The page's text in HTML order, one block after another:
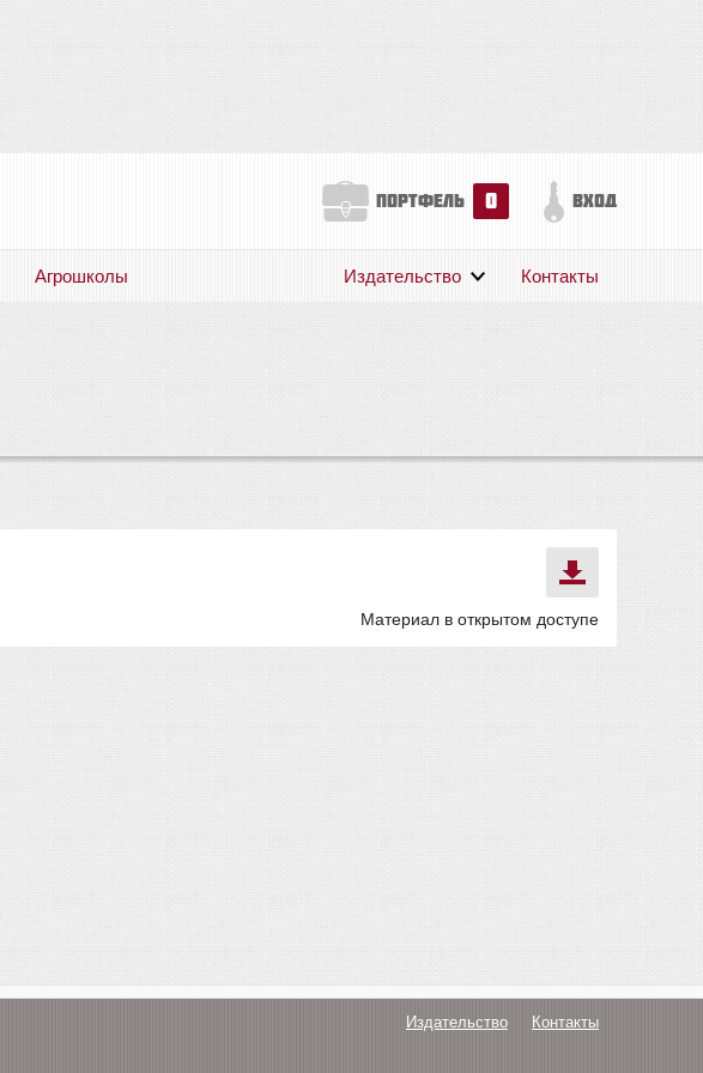
портфель 0 вход
Агрошколы Издательство Контакты
Материал в открытом доступе
Издательство Контакты